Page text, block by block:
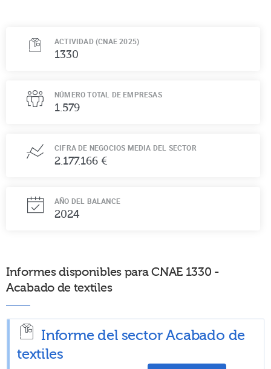
ACTIVIDAD (CNAE 2025)
1330
NÚMERO TOTAL DE EMPRESAS
1.579
CIFRA DE NEGOCIOS MEDIA DEL SECTOR
2.177.166 €
AÑO DEL BALANCE
2024
Informes disponibles para CNAE 1330 -
Acabado de textiles
Informe del sector Acabado de
textiles